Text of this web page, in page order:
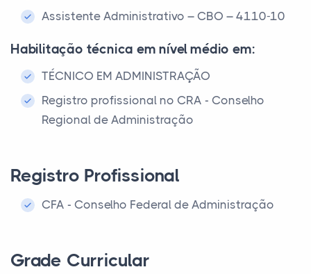
Assistente Administrativo – CBO – 4110-10
Habilitação técnica em nível médio em:
TÉCNICO EM ADMINISTRAÇÃO
Registro profissional no CRA - Conselho
Regional de Administração
Registro Profissional
CFA - Conselho Federal de Administração
Grade Curricular